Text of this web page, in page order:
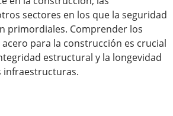
sectores en los que la seguridad
primordiales. Comprender los
para la construcción es crucial
estructural y la longevidad
infraestructuras.